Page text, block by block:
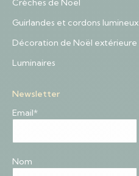
Crèches de Noël
Guirlandes et cordons lumineux
Décoration de Noël extérieure
Luminaires
Newsletter
Email*
Nom